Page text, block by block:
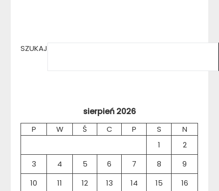
SZUKAJ
sierpień 2026
P W Ś C P S
N
1
2
3
4 5 6 7 8
9
10
11 12 13 14 15
16